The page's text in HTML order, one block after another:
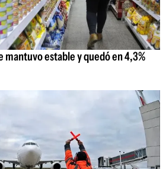
mantuvo estable y quedó en 4,3%